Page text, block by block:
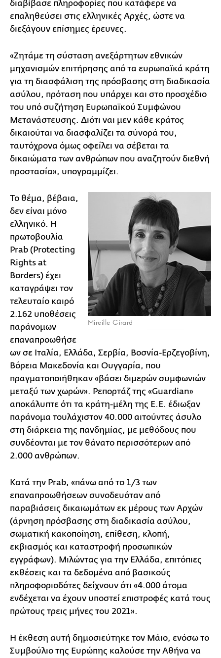
διαβίβασε πληροφορίες που κατάφερε να
επαληθεύσει στις ελληνικές Αρχές, ώστε να
διεξάγουν επίσημες έρευνες.
«Ζητάμε τη σύσταση ανεξάρτητων εθνικών
μηχανισμών επιτήρησης από τα ευρωπαϊκά κράτη
για τη διασφάλιση της πρόσβασης στη διαδικασία
ασύλου, πρόταση που υπάρχει και στο προσχέδιο
του υπό συζήτηση Ευρωπαϊκού Συμφώνου
Μετανάστευσης. Διότι ναι μεν κάθε κράτος
δικαιούται να διασφαλίζει τα σύνορά του,
ταυτόχρονα όμως οφείλει να σέβεται τα
δικαιώματα των ανθρώπων που αναζητούν διεθνή
προστασία», υπογραμμίζει.
Mireille Girard
Το θέμα, βέβαια,
δεν είναι μόνο
ελληνικό. Η
πρωτοβουλία
Prab (Protecting
Rights at
Borders) έχει
καταγράψει τον
τελευταίο καιρό
2.162 υποθέσεις
παράνομων
επαναπροωθήσε
ων σε Ιταλία, Ελλάδα, Σερβία, Βοσνία-Ερζεγοβίνη,
Βόρεια Μακεδονία και Ουγγαρία, που
πραγματοποιήθηκαν «βάσει διμερών συμφωνιών
μεταξύ των χωρών». Ρεπορτάζ της «Guardian»
αποκάλυπτε ότι τα κράτη-μέλη της Ε.Ε. έδιωξαν
παράνομα τουλάχιστον 40.000 αιτούντες άσυλο
στη διάρκεια της πανδημίας, με μεθόδους που
συνδέονται με τον θάνατο περισσότερων από
2.000 ανθρώπων.
Κατά την Prab, «πάνω από το 1/3 των
επαναπροωθήσεων συνοδευόταν από
παραβιάσεις δικαιωμάτων εκ μέρους των Αρχών
(άρνηση πρόσβασης στη διαδικασία ασύλου,
σωματική κακοποίηση, επίθεση, κλοπή,
εκβιασμός και καταστροφή προσωπικών
εγγράφων). Μιλώντας για την Ελλάδα, επιτόπιες
εκθέσεις και τα δεδομένα από βασικούς
πληροφοριοδότες δείχνουν ότι «4.000 άτομα
ενδέχεται να έχουν υποστεί επιστροφές κατά τους
πρώτους τρεις μήνες του 2021».
Η έκθεση αυτή δημοσιεύτηκε τον Μάιο, ενόσω το
Συμβούλιο της Ευρώπης καλούσε την Αθήνα να